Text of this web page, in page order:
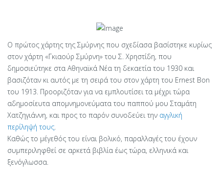
Ο πρώτος χάρτης της Σμύρνης που σχεδίασα βασίστηκε κυρίως
στον χάρτη «Γκιαούρ Σμύρνη» του Σ. Χρηστίδη, που
δημοσιεύτηκε στα Αθηναϊκά Νέα τη δεκαετία του 1930 και
βασιζόταν κι αυτός με τη σειρά του στον χάρτη του Ernest Bon
του 1913. Προοριζόταν για να εμπλουτίσει τα μέχρι τώρα
αδημοσίευτα απομνημονεύματα του παππού μου Σταμάτη
Χατζηγιάννη, και προς το παρόν συνοδεύει την αγγλική
περίληψή τους.
Καθώς το μέγεθός του είναι βολικό, παραλλαγές του έχουν
συμπεριληφθεί σε αρκετά βιβλία έως τώρα, ελληνικά και
ξενόγλωσσα.